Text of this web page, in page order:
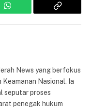
WhatsApp
Copy
News yang berfokus
Nasional. Ia
seputar proses
penegak hukum